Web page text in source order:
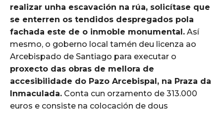
realizar unha escavación na rúa, solicítase que
se enterren os tendidos despregados pola
fachada este de o inmoble monumental. Así
mesmo, o goberno local tamén deu licenza ao
Arcebispado de Santiago para executar o
proxecto das obras de mellora de
accesibilidade do Pazo Arcebispal, na Praza da
Inmaculada. Conta cun orzamento de 313.000
euros e consiste na colocación de dous